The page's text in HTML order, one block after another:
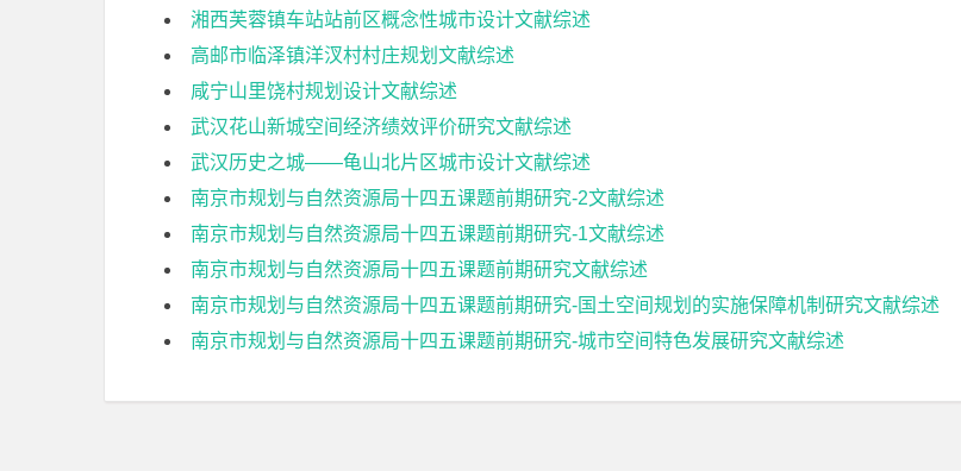
湘西芙蓉镇车站站前区概念性城市设计文献综述
高邮市临泽镇洋汊村村庄规划文献综述
咸宁山里饶村规划设计文献综述
武汉花山新城空间经济绩效评价研究文献综述
武汉历史之城——龟山北片区城市设计文献综述
南京市规划与自然资源局十四五课题前期研究-2文献综述
南京市规划与自然资源局十四五课题前期研究-1文献综述
南京市规划与自然资源局十四五课题前期研究文献综述
南京市规划与自然资源局十四五课题前期研究-国土空间规划的实施保障机制研究文献综述
南京市规划与自然资源局十四五课题前期研究-城市空间特色发展研究文献综述